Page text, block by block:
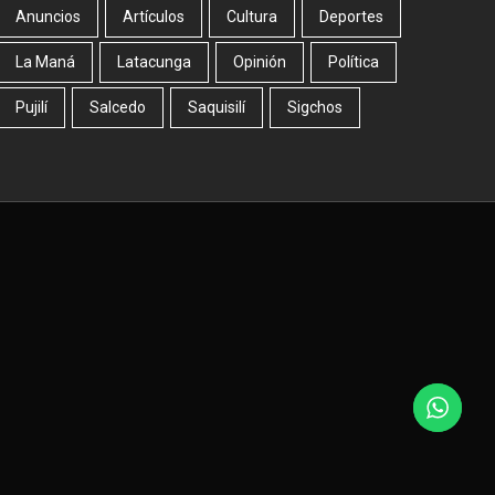
Anuncios Artículos Cultura Deportes
La Maná Latacunga Opinión Política
Pujilí Salcedo Saquisilí Sigchos